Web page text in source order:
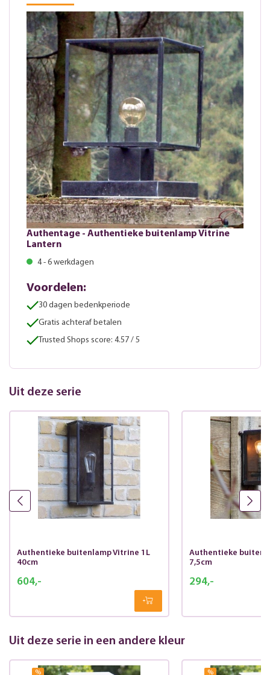
Authentage - Authentieke buitenlamp Vitrine
Lantern
4 - 6 werkdagen
Voordelen:
30 dagen bedenkperiode
Gratis achteraf betalen
Trusted Shops score: 4.57 / 5
Uit deze serie
Authentieke buitenlamp Vitrine 1L
40cm
604,-
Authentieke
7,5cm
294,-
Uit deze serie in een andere kleur
% %